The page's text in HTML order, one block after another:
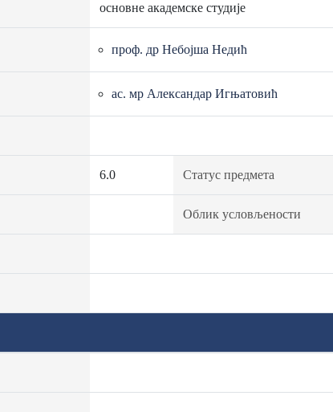
основне академске студије
проф. др Небојша Недић
ас. мр Александар Игњатовић
6.0 Статус предмета
Облик условљености